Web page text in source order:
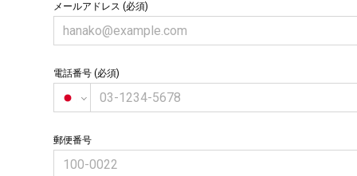
メールアドレス (必須)
電話番号 (必須)
郵便番号